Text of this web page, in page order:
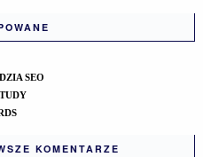
SEO
KOMENTARZE